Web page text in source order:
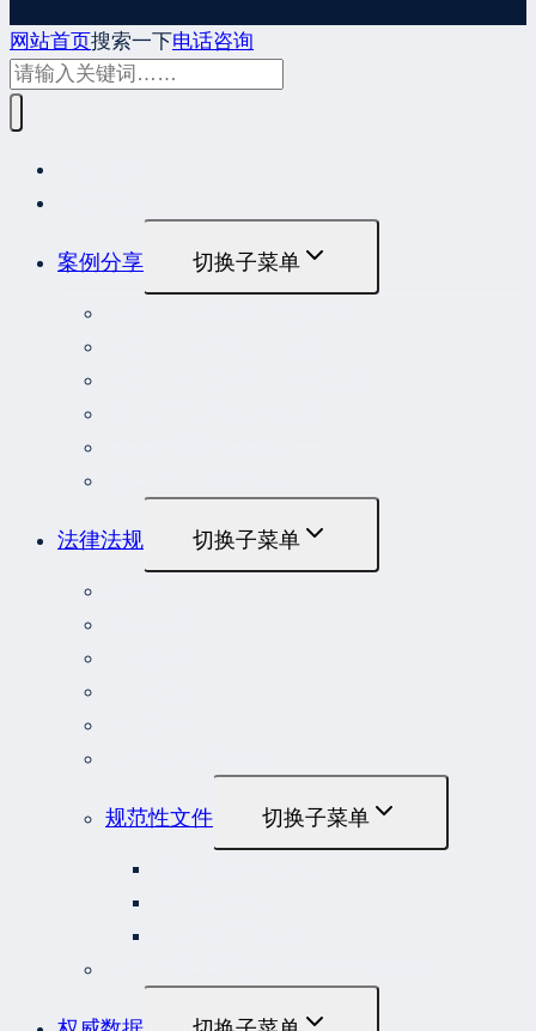
网站首页搜索一下电话咨询
案例分享 切换子菜单
法律法规 切换子菜单
规范性文件 切换子菜单